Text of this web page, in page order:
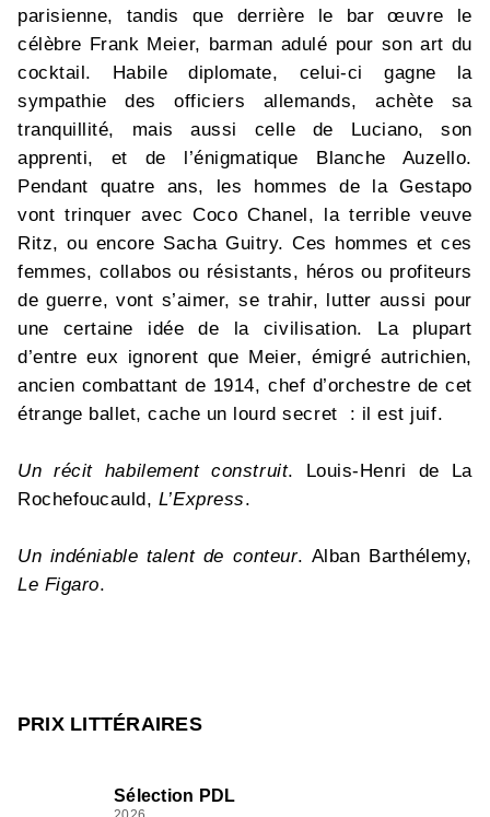
parisienne, tandis que derrière le bar œuvre le
célèbre Frank Meier, barman adulé pour son art du
cocktail. Habile diplomate, celui-ci gagne la
sympathie des officiers allemands, achète sa
tranquillité, mais aussi celle de Luciano, son
apprenti, et de l’énigmatique Blanche Auzello.
Pendant quatre ans, les hommes de la Gestapo
vont trinquer avec Coco Chanel, la terrible veuve
Ritz, ou encore Sacha Guitry. Ces hommes et ces
femmes, collabos ou résistants, héros ou profiteurs
de guerre, vont s’aimer, se trahir, lutter aussi pour
une certaine idée de la civilisation. La plupart
d’entre eux ignorent que Meier, émigré autrichien,
ancien combattant de 1914, chef d’orchestre de cet
étrange ballet, cache un lourd secret : il est juif.
Un récit habilement construit. Louis-Henri de La
Rochefoucauld, L’Express.
Un indéniable talent de conteur. Alban Barthélemy,
Le Figaro.
PRIX LITTÉRAIRES
Sélection PDL